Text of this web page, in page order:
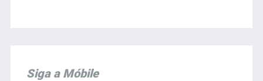
Siga a Móbile